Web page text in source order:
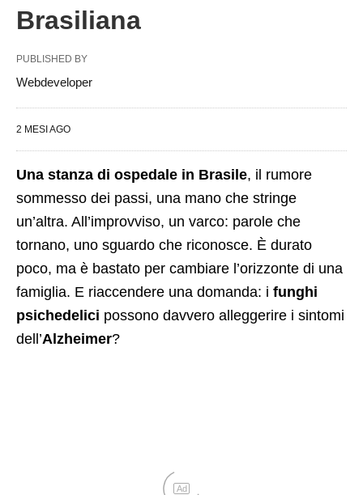
Brasiliana
PUBLISHED BY
Webdeveloper
2 MESI AGO
Una stanza di ospedale in Brasile, il rumore
sommesso dei passi, una mano che stringe
un’altra. All’improvviso, un varco: parole che
tornano, uno sguardo che riconosce. È durato
poco, ma è bastato per cambiare l’orizzonte di una
famiglia. E riaccendere una domanda: i funghi
psichedelici possono davvero alleggerire i sintomi
dell’Alzheimer?
Ad